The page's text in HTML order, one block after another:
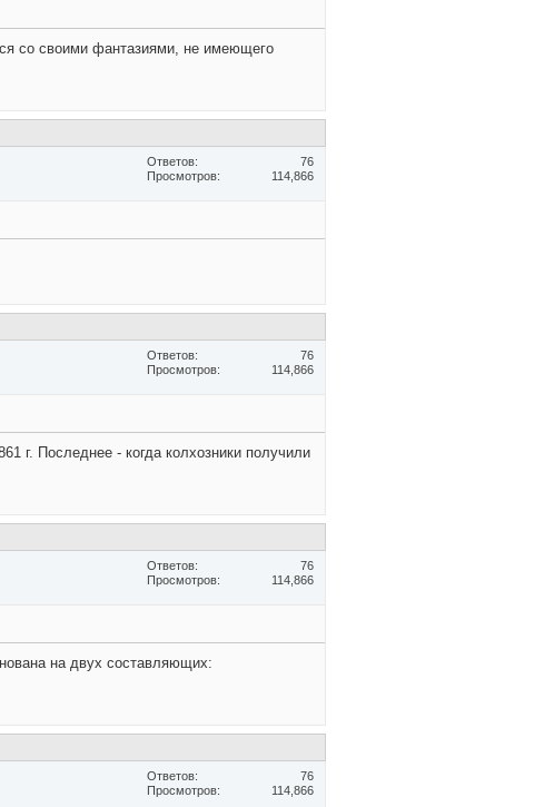
со своими фантазиями, не имеющего
Ответов
76
Просмотров
114,866
Ответов
76
Просмотров
114,866
г. Последнее - когда колхозники получили
Ответов
76
Просмотров
114,866
на двух составляющих:
Ответов
76
Просмотров
114,866